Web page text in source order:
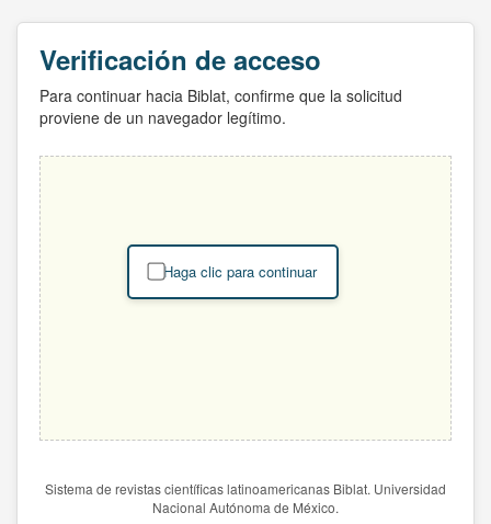
Verificación de acceso
Para continuar hacia Biblat, confirme que la solicitud
proviene de un navegador legítimo.
Haga clic para continuar
Sistema de revistas científicas latinoamericanas Biblat. Universidad
Nacional Autónoma de México.